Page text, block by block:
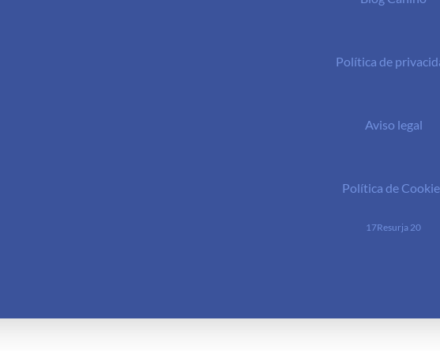
Política de
Aviso legal
Política de
17Resurja 20